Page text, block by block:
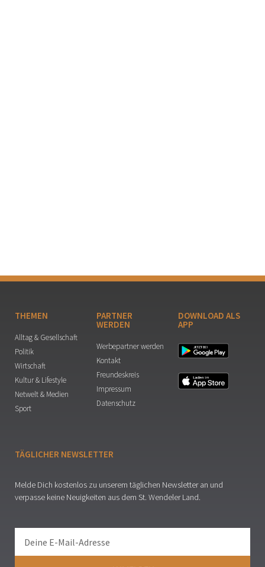
THEMEN
Alltag & Gesellschaft
Politik
Wirtschaft
Kultur & Lifestyle
Netwelt & Medien
Sport
PARTNER
WERDEN
Werbepartner werden
Kontakt
Freundeskreis
Impressum
Datenschutz
DOWNLOAD ALS
APP
TÄGLICHER NEWSLETTER
Melde Dich kostenlos zu unserem täglichen Newsletter an und
verpasse keine Neuigkeiten aus dem St. Wendeler Land.